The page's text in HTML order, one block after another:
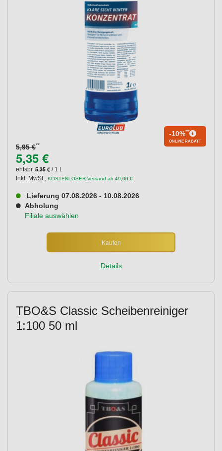
5,95 €**
-10%**
ONLINE RABATT
5,35 €
entspr. 5,35 € / 1 L
Inkl. MwSt., KOSTENLOSER Versand ab 49,00 €
Lieferung 07.08.2026 - 10.08.2026
Abholung
Filiale auswählen
Kaufen
Details
TBO&S Classic Scheibenreiniger
1:100 50 ml